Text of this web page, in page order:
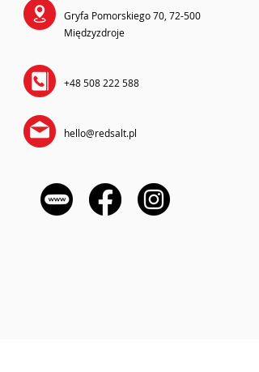
Gryfa Pomorskiego 70, 72-500
Międzyzdroje
+48 508 222 588
hello@redsalt.pl